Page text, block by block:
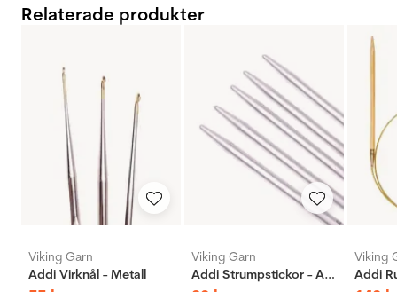
Relaterade produkter
Viking Garn
Addi Virknål - Metall
Viking Garn
Addi Strumpstickor - Aluminium
Viking